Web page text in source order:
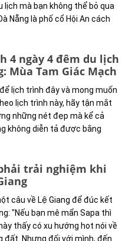
lịch mà bạn không thể bỏ qua
Nẵng là phố cổ Hội An cách
4 ngày 4 đêm du lịch
Mùa Tam Giác Mạch
lịch trình đây và mong muốn
lịch trình này, hãy tận mắt
những nét đẹp mà kể cả
không diễn tả được bằng
trải nghiệm khi
câu về Lệ Giang để đúc kết
"Nếu bạn mê mẩn Sapa thì
thấy có xu hướng hot nói về
Nhưng đối với mình, đến